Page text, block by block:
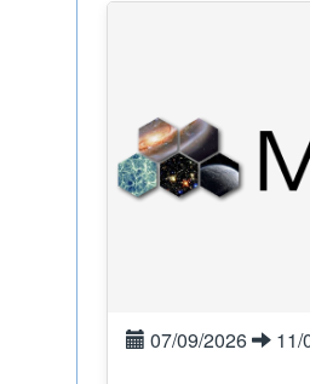
07/09/2026 11/